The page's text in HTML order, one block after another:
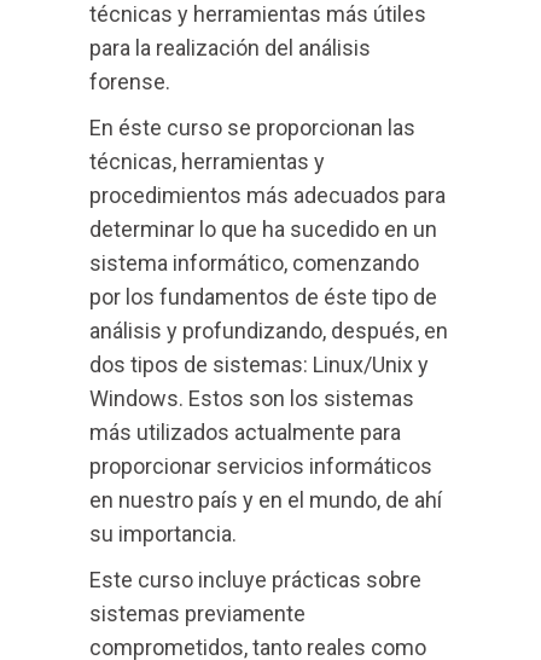
técnicas y herramientas más útiles
para la realización del análisis
forense.
En éste curso se proporcionan las
técnicas, herramientas y
procedimientos más adecuados para
determinar lo que ha sucedido en un
sistema informático, comenzando
por los fundamentos de éste tipo de
análisis y profundizando, después, en
dos tipos de sistemas: Linux/Unix y
Windows. Estos son los sistemas
más utilizados actualmente para
proporcionar servicios informáticos
en nuestro país y en el mundo, de ahí
su importancia.
Este curso incluye prácticas sobre
sistemas previamente
comprometidos, tanto reales como